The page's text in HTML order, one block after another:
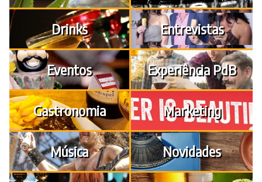
Drinks Entrevistas
Eventos Experiência PdB
Gastronomia Marketing
Música Novidades